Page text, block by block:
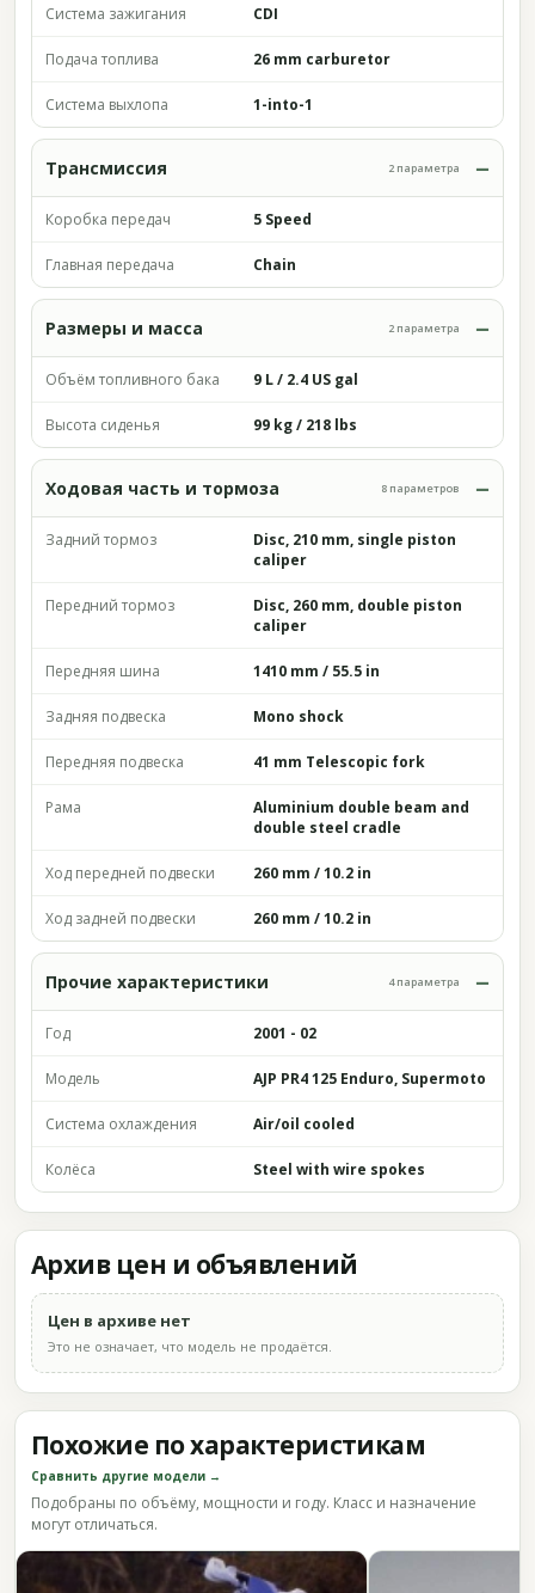
Система зажигания CDI
Подача топлива 26 mm carburetor
Система выхлопа 1-into-1
Трансмиссия 2 параметра
Коробка передач 5 Speed
Главная передача Chain
Размеры и масса 2 параметра
Объём топливного бака 9 L / 2.4 US gal
Высота сиденья 99 kg / 218 lbs
Ходовая часть и тормоза 8 параметров
Задний тормоз
Disc, 210 mm, single piston
caliper
Передний тормоз
Disc, 260 mm, double piston
caliper
Передняя шина 1410 mm / 55.5 in
Задняя подвеска Mono shock
Передняя подвеска 41 mm Telescopic fork
Рама
Aluminium double beam and
double steel cradle
Ход передней подвески 260 mm / 10.2 in
Ход задней подвески 260 mm / 10.2 in
Прочие характеристики 4 параметра
Год 2001 - 02
Модель AJP PR4 125 Enduro, Supermoto
Система охлаждения Air/oil cooled
Колёса Steel with wire spokes
Архив цен и объявлений
Цен в архиве нет
Это не означает, что модель не продаётся.
Похожие по характеристикам
Сравнить другие модели →
Подобраны по объёму, мощности и году. Класс и назначение
могут отличаться.